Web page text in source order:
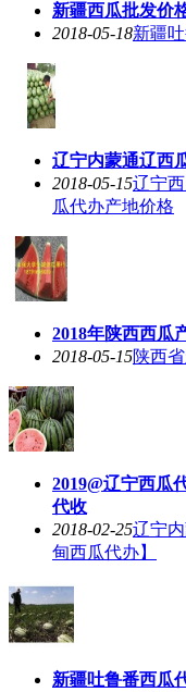
新疆西瓜批发价
2018-05-18新疆
辽宁内蒙通辽西
2018-05-15辽宁
瓜代办产地价格
2018年陕西西瓜
2018-05-15陕西
2019@辽宁西瓜
代收
2018-02-25辽宁
甸西瓜代办】
新疆吐鲁番西瓜